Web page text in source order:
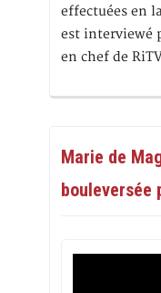
effectuées en
est interviewé
en chef de
Marie de
bouleversée